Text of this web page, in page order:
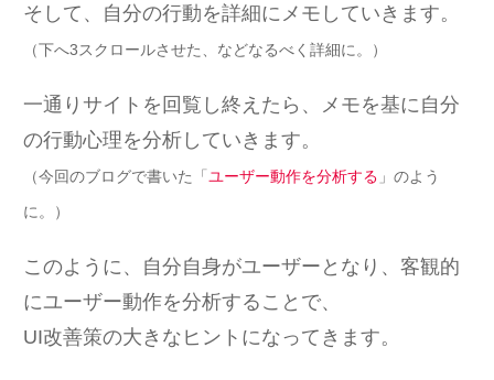
そして、自分の行動を詳細にメモしていきます。
（下へ3スクロールさせた、などなるべく詳細に。）
一通りサイトを回覧し終えたら、メモを基に自分
の行動心理を分析していきます。
（今回のブログで書いた「 ユーザー動作を分析する 」のよう
に。）
このように、自分自身がユーザーとなり、客観的
にユーザー動作を分析することで、
UI改善策の大きなヒントになってきます。